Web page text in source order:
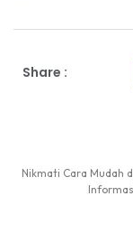
Share :
Nikmati Cara Mudah